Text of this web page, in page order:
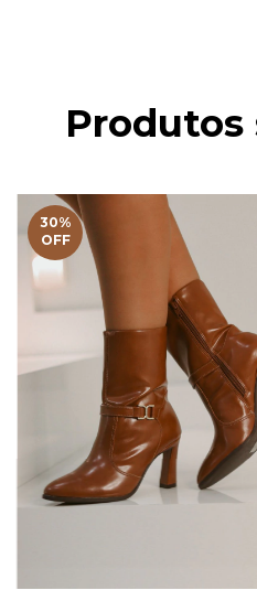
Produtos
30%
OFF